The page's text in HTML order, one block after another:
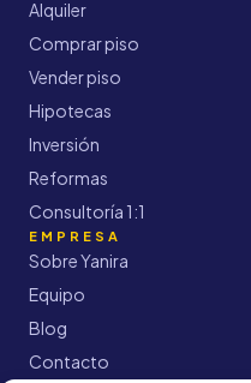
Alquiler
Comprar piso
Vender piso
Hipotecas
Inversión
Reformas
Consultoría 1:1
EMPRESA
Sobre Yanira
Equipo
Blog
Contacto